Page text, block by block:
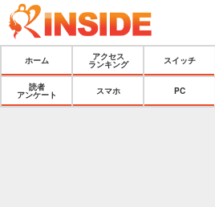
ホーム
アクセス
ランキング
スイッチ
読者
アンケート
スマホ PC